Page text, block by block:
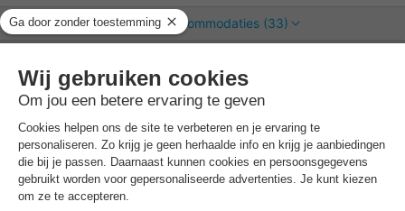
Bekijk alle accommodaties (33)